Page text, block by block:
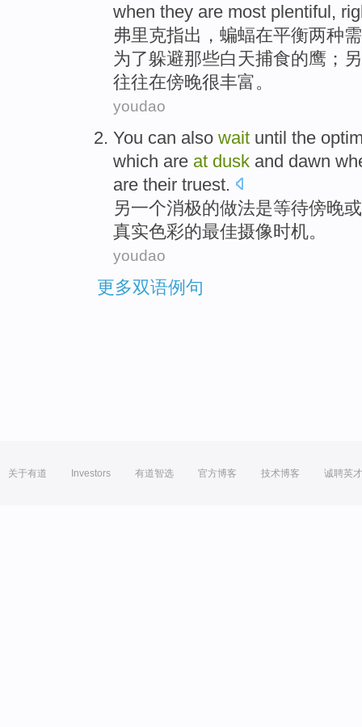
when they are most plentiful,
弗里克指出， 蝙蝠在平衡两种
为了躲避那些白天捕食的鹰 ；
往往在傍晚很丰富。
youdao
You can also wait until the
which are at dusk and dawn
are their truest.
另一个消极的做法是等待傍晚
真实色彩的最佳摄像时机。
youdao
更多双语例句
关于有道 Investors 有道智选 官方博客 技术博客 诚聘英才